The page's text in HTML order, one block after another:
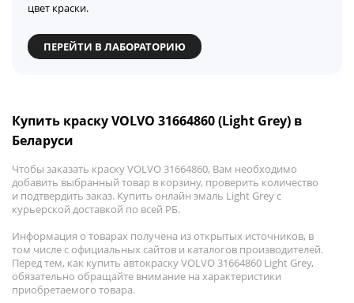
цвет краски.
ПЕРЕЙТИ В ЛАБОРАТОРИЮ
Купить краску VOLVO 31664860 (Light Grey) в
Беларуси
Чтобы заказать краску VOLVO 31664860, Вам необходимо
добавить выбранный товар в корзину, проверить количество
и подтвердить заказ. Купить онлайн эмаль Light Grey с
курьерской доставкой по всей РБ.
Информация о товарах получена из открытых источников, в
том числе с официальных сайтов и каталогов производителей.
Перед тем, как купить автокраску VOLVO 31664860 Light Grey,
обязательно обращайте внимание на характеристики
приобретаемого товара.